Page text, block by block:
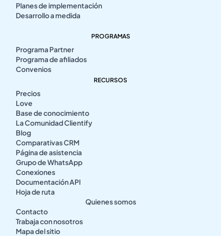
Planes de implementación
Desarrollo a medida
PROGRAMAS
Programa Partner
Programa de afiliados
Convenios
RECURSOS
Precios
Love
Base de conocimiento
La Comunidad Clientify
Blog
Comparativas CRM
Página de asistencia
Grupo de WhatsApp
Conexiones
Documentación API
Hoja de ruta
Quienes somos
Contacto
Trabaja con nosotros
Mapa del sitio